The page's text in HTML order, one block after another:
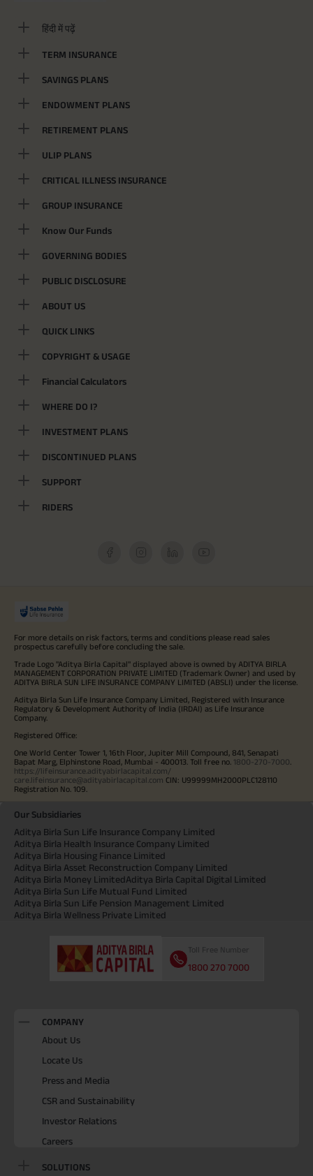
हिंदी में पढ़ें
TERM INSURANCE
SAVINGS PLANS
ENDOWMENT PLANS
RETIREMENT PLANS
ULIP PLANS
CRITICAL ILLNESS INSURANCE
GROUP INSURANCE
Know Our Funds
GOVERNING BODIES
PUBLIC DISCLOSURE
ABOUT US
QUICK LINKS
COPYRIGHT & USAGE
Financial Calculators
WHERE DO I?
INVESTMENT PLANS
DISCONTINUED PLANS
SUPPORT
RIDERS
For more details on risk factors, terms and conditions please read sales
prospectus carefully before concluding the sale.
Trade Logo "Aditya Birla Capital" displayed above is owned by ADITYA BIRLA
MANAGEMENT CORPORATION PRIVATE LIMITED (Trademark Owner) and used by
ADITYA BIRLA SUN LIFE INSURANCE COMPANY LIMITED (ABSLI) under the license.
Aditya Birla Sun Life Insurance Company Limited, Registered with Insurance
Regulatory & Development Authority of India (IRDAI) as Life Insurance
Company.
Registered Office:
One World Center Tower 1, 16th Floor, Jupiter Mill Compound, 841, Senapati
Bapat Marg, Elphinstone Road, Mumbai - 400013. Toll free no. 1800-270-7000
https://lifeinsurance.adityabirlacapital.com/
care.lifeinsurance@adityabirlacapital.com CIN: U99999MH2000PLC128110
Registration No. 109.
Our Subsidiaries
Aditya Birla Sun Life Insurance Company Limited
Aditya Birla Health Insurance Company Limited
Aditya Birla Housing Finance Limited
Aditya Birla Asset Reconstruction Company Limited
Aditya Birla Money LimitedAditya Birla Capital Digital Limited
Aditya Birla Sun Life Mutual Fund Limited
Aditya Birla Sun Life Pension Management Limited
Aditya Birla Wellness Private Limited
Toll Free Number
1800 270 7000
COMPANY
About Us
Locate Us
Press and Media
CSR and Sustainability
Investor Relations
Careers
SOLUTIONS